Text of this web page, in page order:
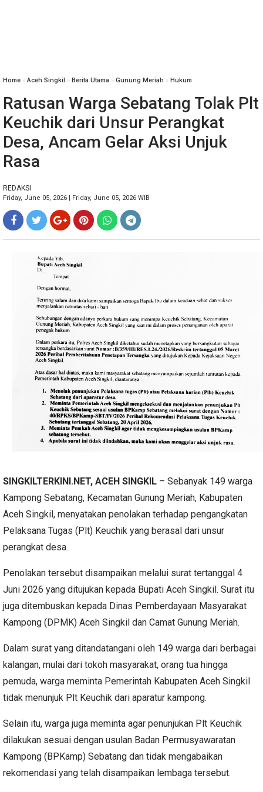
Home »Aceh Singkil » Berita Utama » Gunung Meriah » Hukum
Ratusan Warga Sebatang Tolak Plt
Keuchik dari Unsur Perangkat
Desa, Ancam Gelar Aksi Unjuk
Rasa
REDAKSI
Friday, June 05, 2026 | Friday, June 05, 2026 WIB
SINGKILTERKINI.NET, ACEH SINGKIL – Sebanyak 149 warga
Kampong Sebatang, Kecamatan Gunung Meriah, Kabupaten
Aceh Singkil, menyatakan penolakan terhadap pengangkatan
Pelaksana Tugas (Plt) Keuchik yang berasal dari unsur
perangkat desa.
Penolakan tersebut disampaikan melalui surat tertanggal 4
Juni 2026 yang ditujukan kepada Bupati Aceh Singkil. Surat itu
juga ditembuskan kepada Dinas Pemberdayaan Masyarakat
Kampong (DPMK) Aceh Singkil dan Camat Gunung Meriah.
Dalam surat yang ditandatangani oleh 149 warga dari berbagai
kalangan, mulai dari tokoh masyarakat, orang tua hingga
pemuda, warga meminta Pemerintah Kabupaten Aceh Singkil
tidak menunjuk Plt Keuchik dari aparatur kampong.
Selain itu, warga juga meminta agar penunjukan Plt Keuchik
dilakukan sesuai dengan usulan Badan Permusyawaratan
Kampong (BPKamp) Sebatang dan tidak mengabaikan
rekomendasi yang telah disampaikan lembaga tersebut.